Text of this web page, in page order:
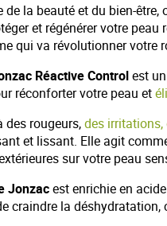
la beauté et du bien-être,
et régénérer votre
qui va révolutionner votre
Réactive Controlest
réconforter votre peau et
des rougeurs,des irritations,
et lissant. Elle agit
sur votre peau
Jonzacest enrichie en
craindre la